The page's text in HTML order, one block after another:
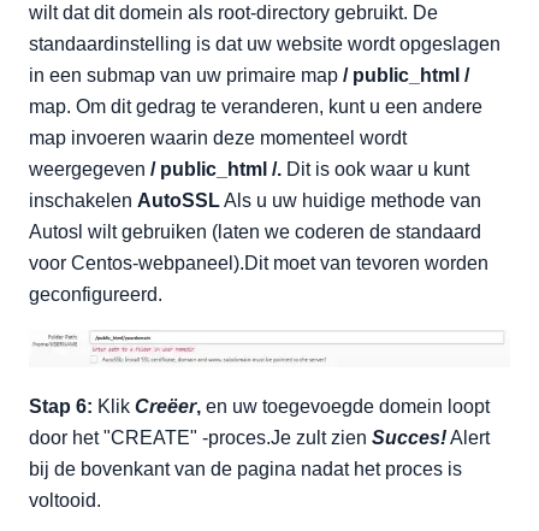
wilt dat dit domein als root-directory gebruikt. De
standaardinstelling is dat uw website wordt opgeslagen
in een submap van uw primaire map / public_html /
map. Om dit gedrag te veranderen, kunt u een andere
map invoeren waarin deze momenteel wordt
weergegeven / public_html /. Dit is ook waar u kunt
inschakelen AutoSSLAls u uw huidige methode van
Autosl wilt gebruiken (laten we coderen de standaard
voor Centos-webpaneel).Dit moet van tevoren worden
geconfigureerd.
Stap 6: Klik Creëer, en uw toegevoegde domein loopt
door het "CREATE" -proces.Je zult zien Succes!Alert
bij de bovenkant van de pagina nadat het proces is
voltooid.